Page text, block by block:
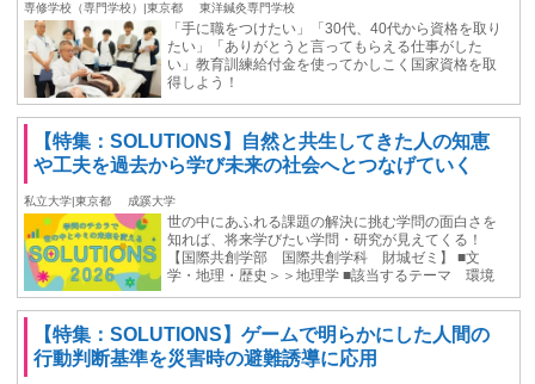
専修学校（専門学校）|東京都 東洋鍼灸専門学校
「手に職をつけたい」「30代、40代から資格を取り
たい」「ありがとうと言ってもらえる仕事がした
い」教育訓練給付金を使ってかしこく国家資格を取
得しよう！
【特集：SOLUTIONS】自然と共生してきた人の知恵
や工夫を過去から学び未来の社会へとつなげていく
私立大学|東京都 成蹊大学
世の中にあふれる課題の解決に挑む学問の面白さを
知れば、将来学びたい学問・研究が見えてくる！
【国際共創学部 国際共創学科 財城ゼミ】 ■文
学・地理・歴史＞＞地理学 ■該当するテーマ 環境
【特集：SOLUTIONS】ゲームで明らかにした人間の
行動判断基準を災害時の避難誘導に応用